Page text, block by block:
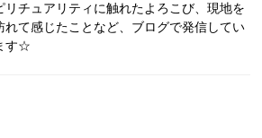
リチュアリティに触れたよろこび、現地を
れて感じたことなど、ブログで発信してい
す☆